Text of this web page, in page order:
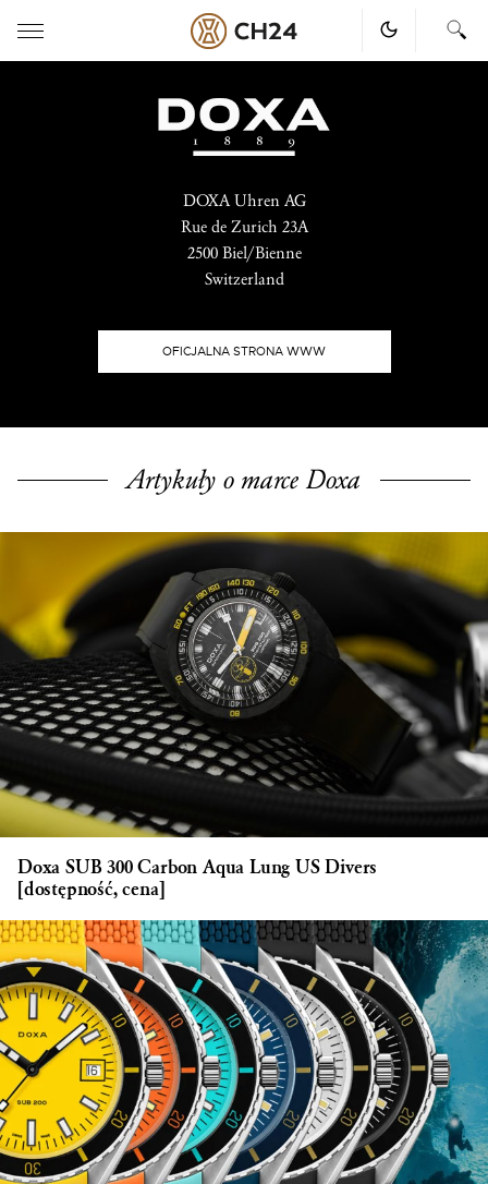
DOXA Uhren AG
Rue de Zurich 23A
2500 Biel/Bienne
Switzerland
OFICJALNA STRONA WWW
Artykuły o marce Doxa
Doxa SUB 300 Carbon Aqua Lung US Divers
[dostępność, cena]